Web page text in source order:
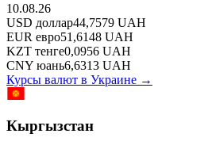
10.08.26
USD доллар44,7579 UAH
EUR евро51,6148 UAH
KZT тенге0,0956 UAH
CNY юань6,6313 UAH
Курсы валют в Украине →
Кыргызстан